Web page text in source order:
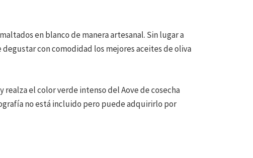
en blanco de manera artesanal. Sin lugar a
con comodidad los mejores aceites de oliva
el color verde intenso del Aove de cosecha
no está incluido pero puede adquirirlo por